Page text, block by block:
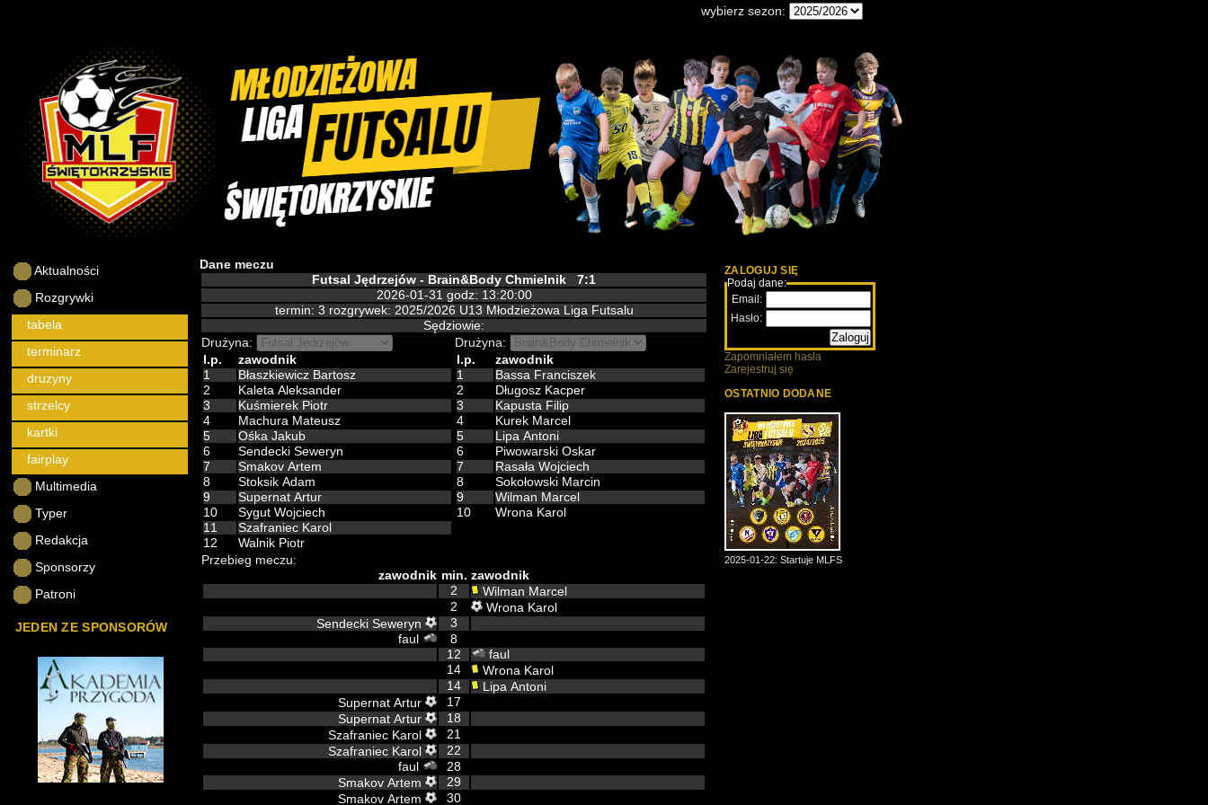
wybierz sezon:
Aktualności
Rozgrywki
tabela
terminarz
druzyny
strzelcy
kartki
fairplay
Multimedia
Typer
Redakcja
Sponsorzy
Patroni
JEDEN ZE SPONSORÓW
Dane meczu
Futsal Jędrzejów - Brain&Body Chmielnik 7:1
2026-01-31 godz: 13:20:00
termin: 3 rozgrywek: 2025/2026 U13 Młodzieżowa Liga Futsalu
Sędziowie:
Drużyna:
l.p.
zawodnik
1
Błaszkiewicz Bartosz
2
Kaleta Aleksander
3
Kuśmierek Piotr
4
Machura Mateusz
5
Ośka Jakub
6
Sendecki Seweryn
7
Smakov Artem
8
Stoksik Adam
9
Supernat Artur
10
Sygut Wojciech
11
Szafraniec Karol
12
Walnik Piotr
Drużyna:
l.p.
zawodnik
1
Bassa Franciszek
2
Długosz Kacper
3
Kapusta Filip
4
Kurek Marcel
5
Lipa Antoni
6
Piwowarski Oskar
7
Rasała Wojciech
8
Sokołowski Marcin
9
Wilman Marcel
10
Wrona Karol
Przebieg meczu:
zawodnik min. zawodnik
2
Wilman Marcel
2
Wrona Karol
Sendecki Seweryn
3
faul
8
12
faul
14
Wrona Karol
14
Lipa Antoni
Supernat Artur
17
Supernat Artur
18
Szafraniec Karol
21
Szafraniec Karol
22
faul
28
Smakov Artem
29
Smakov Artem
30
ZALOGUJ SIĘ
Podaj dane:
Email:
Hasło:
Zapomniałem hasła
Zarejestruj się
OSTATNIO DODANE
2025-01-22: Startuje MLFS